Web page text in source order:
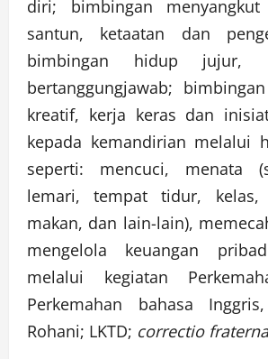
diri; bimbingan
santun, ketaatan dan
bimbingan hidup jujur,
bertanggungjawab;
kreatif, kerja keras dan
kepada kemandirian melalui
seperti: mencuci, menata
lemari, tempat tidur, kelas,
makan, dan lain-lain),
mengelola keuangan
melalui kegiatan
Perkemahan bahasa
Rohani; LKTD; correctio